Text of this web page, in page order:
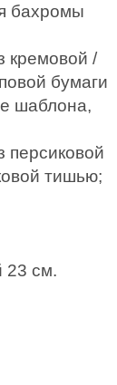
бахромы
кремовой /
бумаги
шаблона,
персиковой
тишью;
23 см.